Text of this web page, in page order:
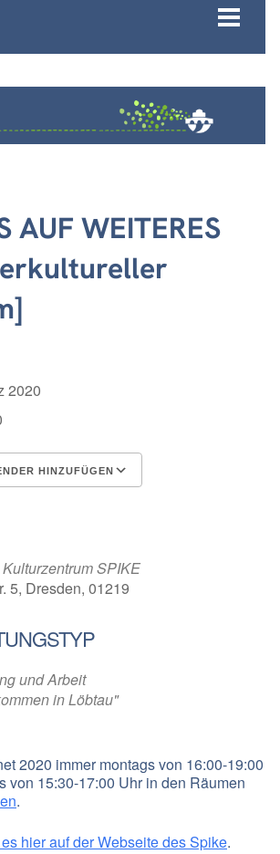
AUF WEITERES
2020
HINZUFÜGEN
SPIKE
5, Dresden, 01219
und Arbeit
in Löbtau"
2020 immer montags von 16:00-19:00
von 15:30-17:00 Uhr in den Räumen
.
hier auf der Webseite des Spike.